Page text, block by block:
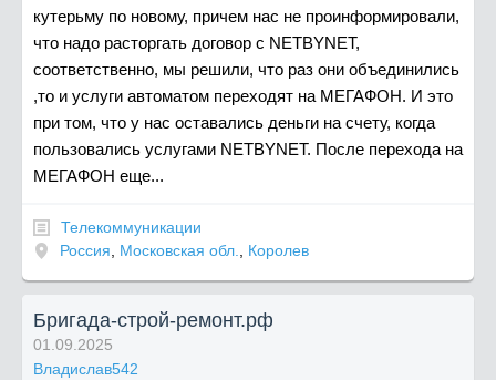
кутерьму по новому, причем нас не проинформировали,
что надо расторгать договор с NETBYNET,
соответственно, мы решили, что раз они объединились
,то и услуги автоматом переходят на МЕГАФОН. И это
при том, что у нас оставались деньги на счету, когда
пользовались услугами NETBYNET. После перехода на
МЕГАФОН еще...
Телекоммуникации
Россия
Московская обл. Королев
Бригада-строй-ремонт.рф
01.09.2025
Владислав542